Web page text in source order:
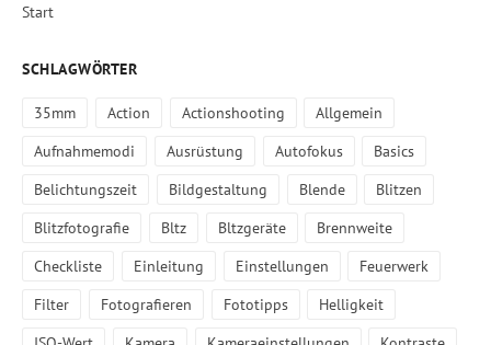
Start
SCHLAGWÖRTER
35mm Action Actionshooting
Allgemein
Aufnahmemodi
Ausrüstung Autofokus
Basics
Belichtungszeit
Bildgestaltung Blende
Blitzen
Blitzfotografie
Bltz Bltzgeräte
Brennweite
Checkliste
Einleitung Einstellungen
Feuerwerk
Filter
Fotografieren Fototipps
Helligkeit